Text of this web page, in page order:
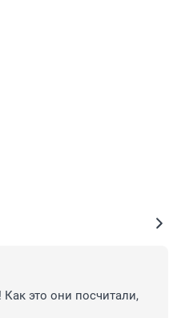
это они посчитали,